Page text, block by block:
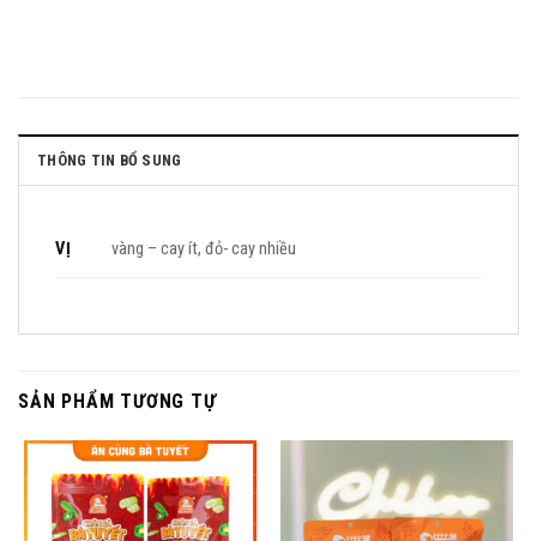
THÔNG TIN BỔ SUNG
VỊ vàng – cay ít, đỏ- cay nhiều
SẢN PHẨM TƯƠNG TỰ